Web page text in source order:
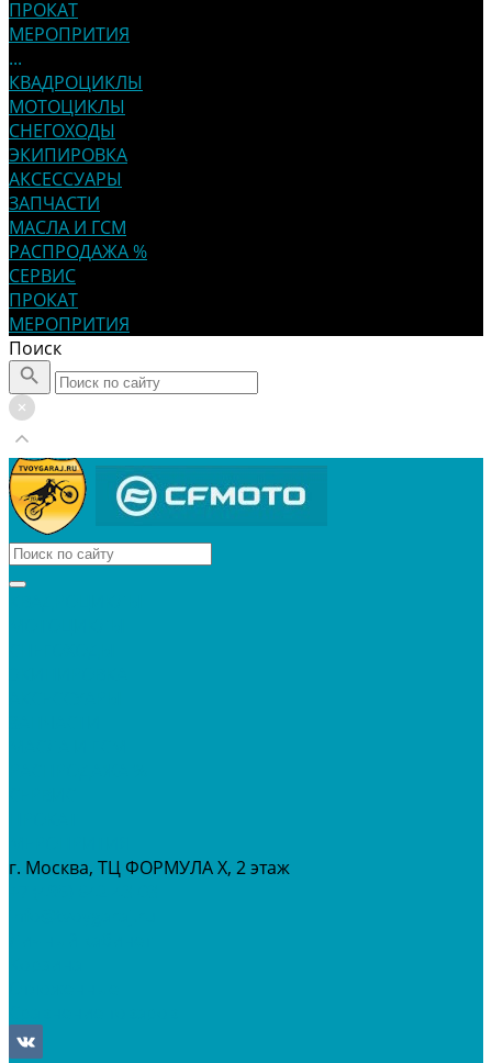
ПРОКАТ
МЕРОПРИТИЯ
...
КВАДРОЦИКЛЫ
МОТОЦИКЛЫ
СНЕГОХОДЫ
ЭКИПИРОВКА
АКСЕССУАРЫ
ЗАПЧАСТИ
МАСЛА И ГСМ
РАСПРОДАЖА %
СЕРВИС
ПРОКАТ
МЕРОПРИТИЯ
Поиск
г. Москва, ТЦ ФОРМУЛА Х, 2 этаж